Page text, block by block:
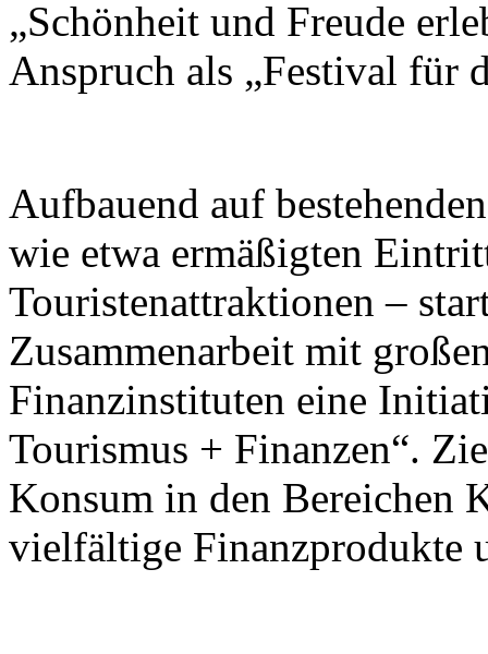
„Schönheit und Freude
Anspruch als „Festival für
Aufbauend auf
wie etwa ermäßigten
Touristenattraktionen –
Zusammenarbeit mit
Finanzinstituten eine
Tourismus + Finanzen“.
Konsum in den Bereichen
vielfältige Finanzprodukte